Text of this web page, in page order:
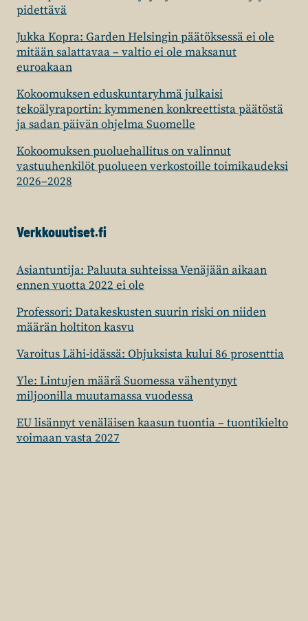
pidettävä
Jukka Kopra: Garden Helsingin päätöksessä ei ole
mitään salattavaa – valtio ei ole maksanut
euroakaan
Kokoomuksen eduskuntaryhmä julkaisi
tekoälyraportin: kymmenen konkreettista päätöstä
ja sadan päivän ohjelma Suomelle
Kokoomuksen puoluehallitus on valinnut
vastuuhenkilöt puolueen verkostoille toimikaudeksi
2026–2028
Verkkouutiset.fi
Asiantuntija: Paluuta suhteissa Venäjään aikaan
ennen vuotta 2022 ei ole
Professori: Datakeskusten suurin riski on niiden
määrän holtiton kasvu
Varoitus Lähi-idässä: Ohjuksista kului 86 prosenttia
Yle: Lintujen määrä Suomessa vähentynyt
miljoonilla muutamassa vuodessa
EU lisännyt venäläisen kaasun tuontia – tuontikielto
voimaan vasta 2027